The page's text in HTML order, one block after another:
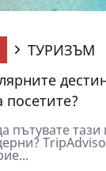
ТУРИЗЪМ
посетите?
пътувате